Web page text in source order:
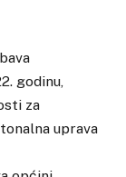
godinu,
za
uprava